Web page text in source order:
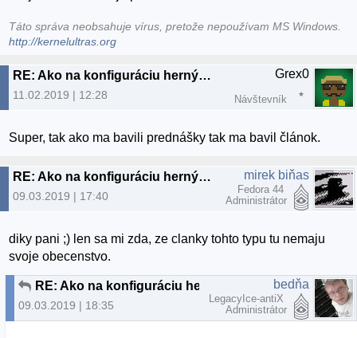
Táto správa neobsahuje vírus, pretože nepoužívam MS Windows.
http://kernelultras.org
RE: Ako na konfiguráciu herných ovládačov 2.
11.02.2019 | 12:28
Grex0
Návštevník
Super, tak ako ma bavili prednášky tak ma bavil článok.
RE: Ako na konfiguráciu herných ovládačov 2.
09.03.2019 | 17:40
mirek biňas
Fedora 44
Administrátor
diky pani ;) len sa mi zda, ze clanky tohto typu tu nemaju
svoje obecenstvo.
09.03.2019 | 18:35
bedňa
LegacyIce-antiX
Administrátor